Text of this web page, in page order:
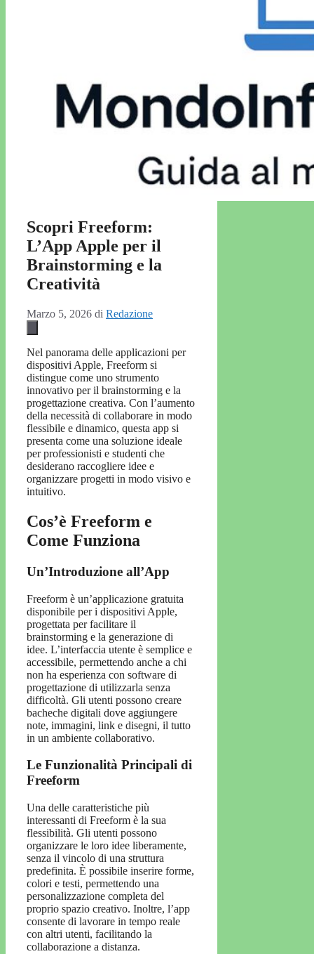
Scopri Freeform:
L’App Apple per il
Brainstorming e la
Creatività
Marzo 5, 2026 di Redazione
Nel panorama delle applicazioni per
dispositivi Apple, Freeform si
distingue come uno strumento
innovativo per il brainstorming e la
progettazione creativa. Con l’aumento
della necessità di collaborare in modo
flessibile e dinamico, questa app si
presenta come una soluzione ideale
per professionisti e studenti che
desiderano raccogliere idee e
organizzare progetti in modo visivo e
intuitivo.
Cos’è Freeform e
Come Funziona
Un’Introduzione all’App
Freeform è un’applicazione gratuita
disponibile per i dispositivi Apple,
progettata per facilitare il
brainstorming e la generazione di
idee. L’interfaccia utente è semplice e
accessibile, permettendo anche a chi
non ha esperienza con software di
progettazione di utilizzarla senza
difficoltà. Gli utenti possono creare
bacheche digitali dove aggiungere
note, immagini, link e disegni, il tutto
in un ambiente collaborativo.
Le Funzionalità Principali di
Freeform
Una delle caratteristiche più
interessanti di Freeform è la sua
flessibilità. Gli utenti possono
organizzare le loro idee liberamente,
senza il vincolo di una struttura
predefinita. È possibile inserire forme,
colori e testi, permettendo una
personalizzazione completa del
proprio spazio creativo. Inoltre, l’app
consente di lavorare in tempo reale
con altri utenti, facilitando la
collaborazione a distanza.